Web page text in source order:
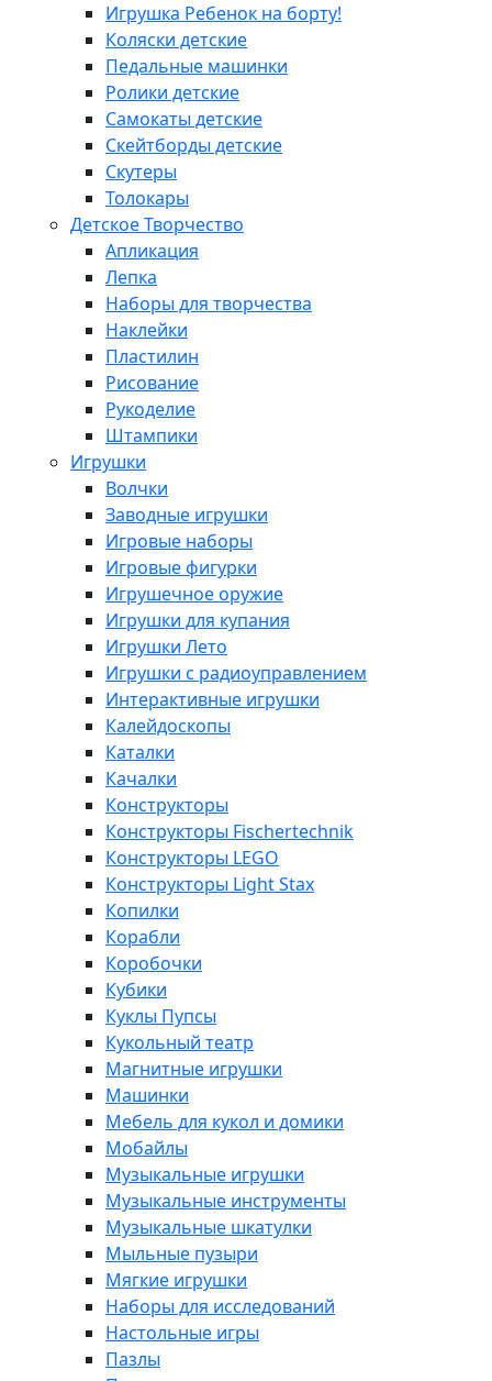
Игрушка Ребенок на борту!
Коляски детские
Педальные машинки
Ролики детские
Самокаты детские
Скейтборды детские
Скутеры
Толокары
Детское Творчество
Апликация
Лепка
Наборы для творчества
Наклейки
Пластилин
Рисование
Рукоделие
Штампики
Игрушки
Волчки
Заводные игрушки
Игровые наборы
Игровые фигурки
Игрушечное оружие
Игрушки для купания
Игрушки Лето
Игрушки с радиоуправлением
Интерактивные игрушки
Калейдоскопы
Каталки
Качалки
Конструкторы
Конструкторы Fisсhertechnik
Конструкторы LEGO
Конструкторы Light Stax
Копилки
Корабли
Коробочки
Кубики
Куклы Пупсы
Кукольный театр
Магнитные игрушки
Машинки
Мебель для кукол и домики
Мобайлы
Музыкальные игрушки
Музыкальные инструменты
Музыкальные шкатулки
Мыльные пузыри
Мягкие игрушки
Наборы для исследований
Настольные игры
Пазлы